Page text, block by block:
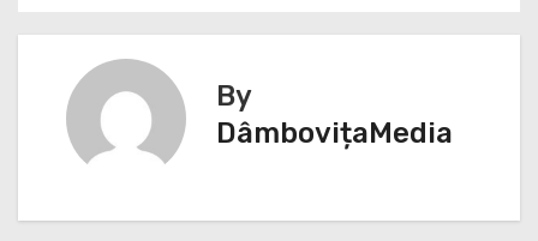
r
By
DâmbovițaMedia